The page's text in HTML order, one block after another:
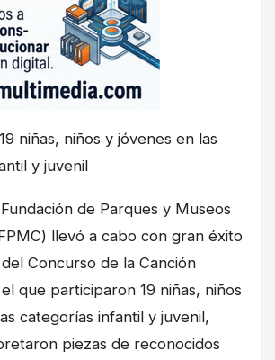
niñas, niños y jóvenes en las
y juvenil
de Parques y Museos
llevó a cabo con gran éxito
Concurso de la Canción
que participaron 19 niñas, niños
categorías infantil y juvenil,
piezas de reconocidos